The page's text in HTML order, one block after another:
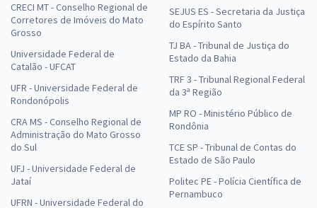
CRECI MT - Conselho Regional de
Corretores de Imóveis do Mato
Grosso
Universidade Federal de
Catalão - UFCAT
UFR - Universidade Federal de
Rondonópolis
CRA MS - Conselho Regional de
Administração do Mato Grosso
do Sul
UFJ - Universidade Federal de
Jataí
UFRN - Universidade Federal do
SEJUS ES - Secretaria da Justiça
do Espírito Santo
TJ BA - Tribunal de Justiça do
Estado da Bahia
TRF 3 - Tribunal Regional Federal
da 3ª Região
MP RO - Ministério Público de
Rondônia
TCE SP - Tribunal de Contas do
Estado de São Paulo
Politec PE - Polícia Científica de
Pernambuco